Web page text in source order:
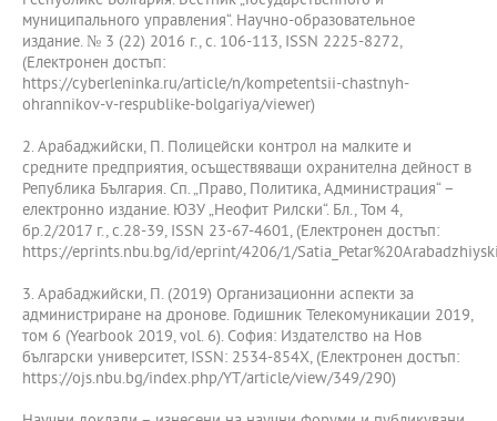
муниципального управления“. Научно-образовательное
издание. № 3 (22) 2016 г., с. 106-113, ISSN 2225-8272,
(Електронен достъп:
https://cyberleninka.ru/article/n/kompetentsii-chastnyh-
ohrannikov-v-respublike-bolgariya/viewer)
2. Арабаджийски, П. Полицейски контрол на малките и
средните предприятия, осъществяващи охранителна дейност в
Република България. Сп. „Право, Политика, Администрация“ –
електронно издание. ЮЗУ „Неофит Рилски“. Бл., Том 4,
бр.2/2017 г., с.28-39, ISSN 23-67-4601, (Електронен достъп:
https://eprints.nbu.bg/id/eprint/4206/1/
3. Арабаджийски, П. (2019) Организационни аспекти за
администриране на дронове. Годишник Телекомуникации 2019,
том 6 (Yearbook 2019, vol. 6). София: Издателство на Нов
български университет, ISSN: 2534-854X, (Електронен достъп:
https://ojs.nbu.bg/index.php/YT/article/view/349/290)